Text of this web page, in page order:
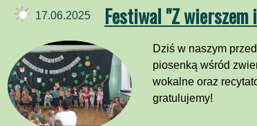
Festiwal "Z
17.06.2025
Dziś w naszym
piosenką wśród
wokalne oraz
gratulujemy!